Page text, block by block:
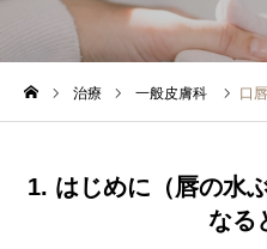
治療 一般皮膚科 口
1. はじめに（唇の水
なる
アクセス